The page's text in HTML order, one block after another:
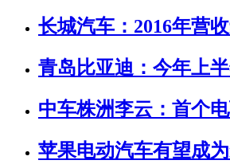
长城汽车：2016年营
青岛比亚迪：今年上
中车株洲李云：首个
苹果电动汽车有望成